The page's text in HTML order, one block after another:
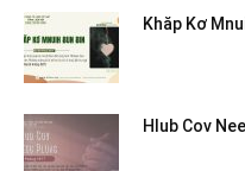
Khăp Kơ
Hlub Cov